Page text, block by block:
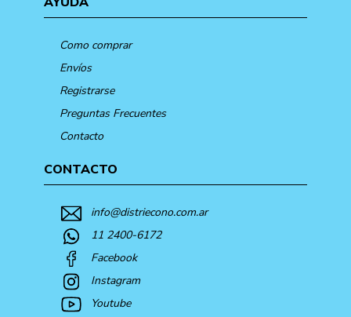
Como comprar
Envíos
Registrarse
Preguntas Frecuentes
Contacto
CONTACTO
info@distriecono.com.ar
11 2400-6172
Facebook
Instagram
Youtube